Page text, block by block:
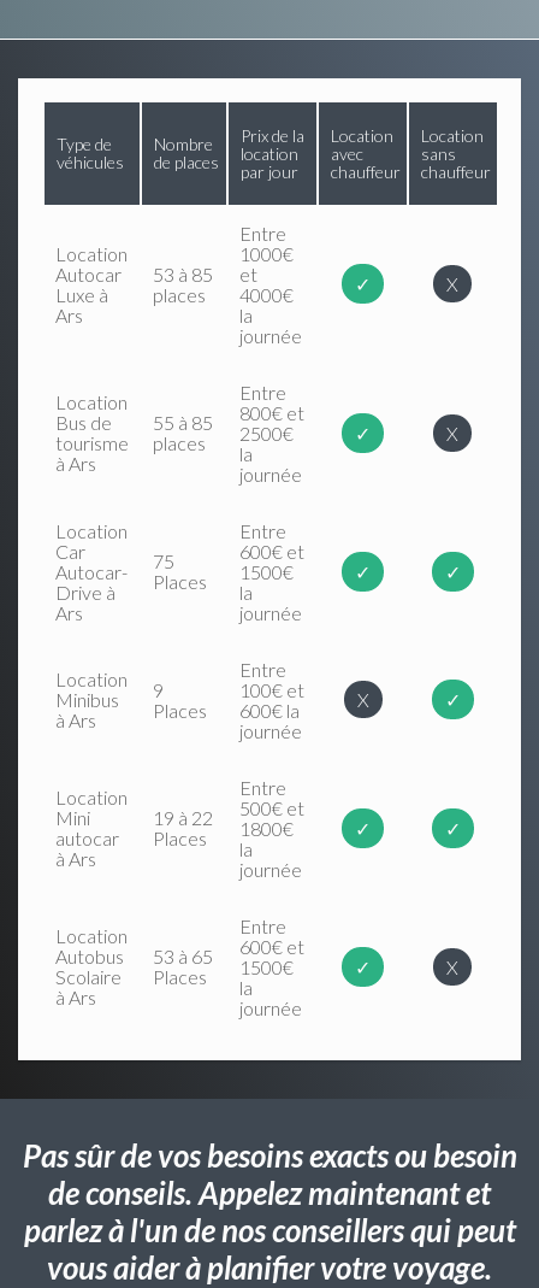
Type de
véhicules
Nombre
de places
Prix de la
location
par jour
Location
avec
chauffeur
Location
sans
chauffeur
Location
Autocar
Luxe à
Ars
53 à 85
places
Entre
1000€
et
4000€
la
journée
✓ X
Location
Bus de
tourisme
à Ars
55 à 85
places
Entre
800€ et
2500€
la
journée
✓ X
Location
Car
Autocar-
Drive à
Ars
75
Places
Entre
600€ et
1500€
la
journée
✓ ✓
Location
Minibus
à Ars
9
Places
Entre
100€ et
600€ la
journée
X ✓
Location
Mini
autocar
à Ars
19 à 22
Places
Entre
500€ et
1800€
la
journée
✓ ✓
Location
Autobus
Scolaire
à Ars
53 à 65
Places
Entre
600€ et
1500€
la
journée
✓ X
Pas sûr de vos besoins exacts ou besoin
de conseils. Appelez maintenant et
parlez à l'un de nos conseillers qui peut
vous aider à planifier votre voyage.